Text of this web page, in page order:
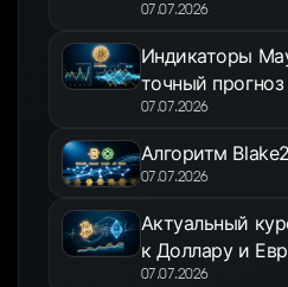
OKX Jumpstart в
07.07.2026
Индикаторы
точный
году
07.07.2026
Алгоритм
07.07.2026
Актуальный
к Доллару и
07.07.2026